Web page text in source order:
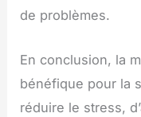
de problèmes.
En conclusion, la
bénéfique pour la
réduire le stress,